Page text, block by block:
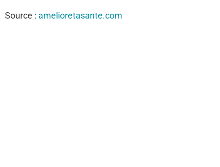
Source : amelioretasante.com